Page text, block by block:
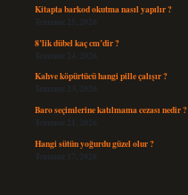
Kitapta barkod okutma nasıl yapılır ?
Temmuz 25, 2026
8’lik dübel kaç cm’dir ?
Temmuz 24, 2026
Kahve köpürtücü hangi pille çalışır ?
Temmuz 23, 2026
Baro seçimlerine katılmama cezası nedir ?
Temmuz 21, 2026
Hangi sütün yoğurdu güzel olur ?
Temmuz 17, 2026